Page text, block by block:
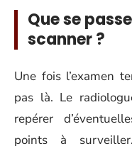
Que se
scanner ?
Une fois l’examen
pas là. Le
repérer
points à